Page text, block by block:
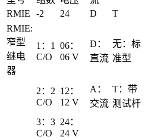
RMIE
-2 24 D T
RMIE:
窄型
继电
器
1：1
C/O
06：
06 V
D：
直流
无：标
准型
2：2
C/O
12：
12 V
A：
交流
T：带
测试杆
3：3
C/O
24：
24 V